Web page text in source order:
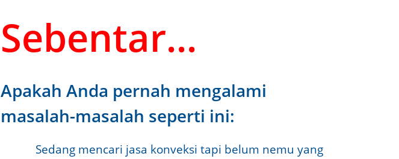
Sebentar...
Apakah Anda pernah mengalami
masalah-masalah seperti ini:
Sedang mencari jasa konveksi tapi belum nemu yang